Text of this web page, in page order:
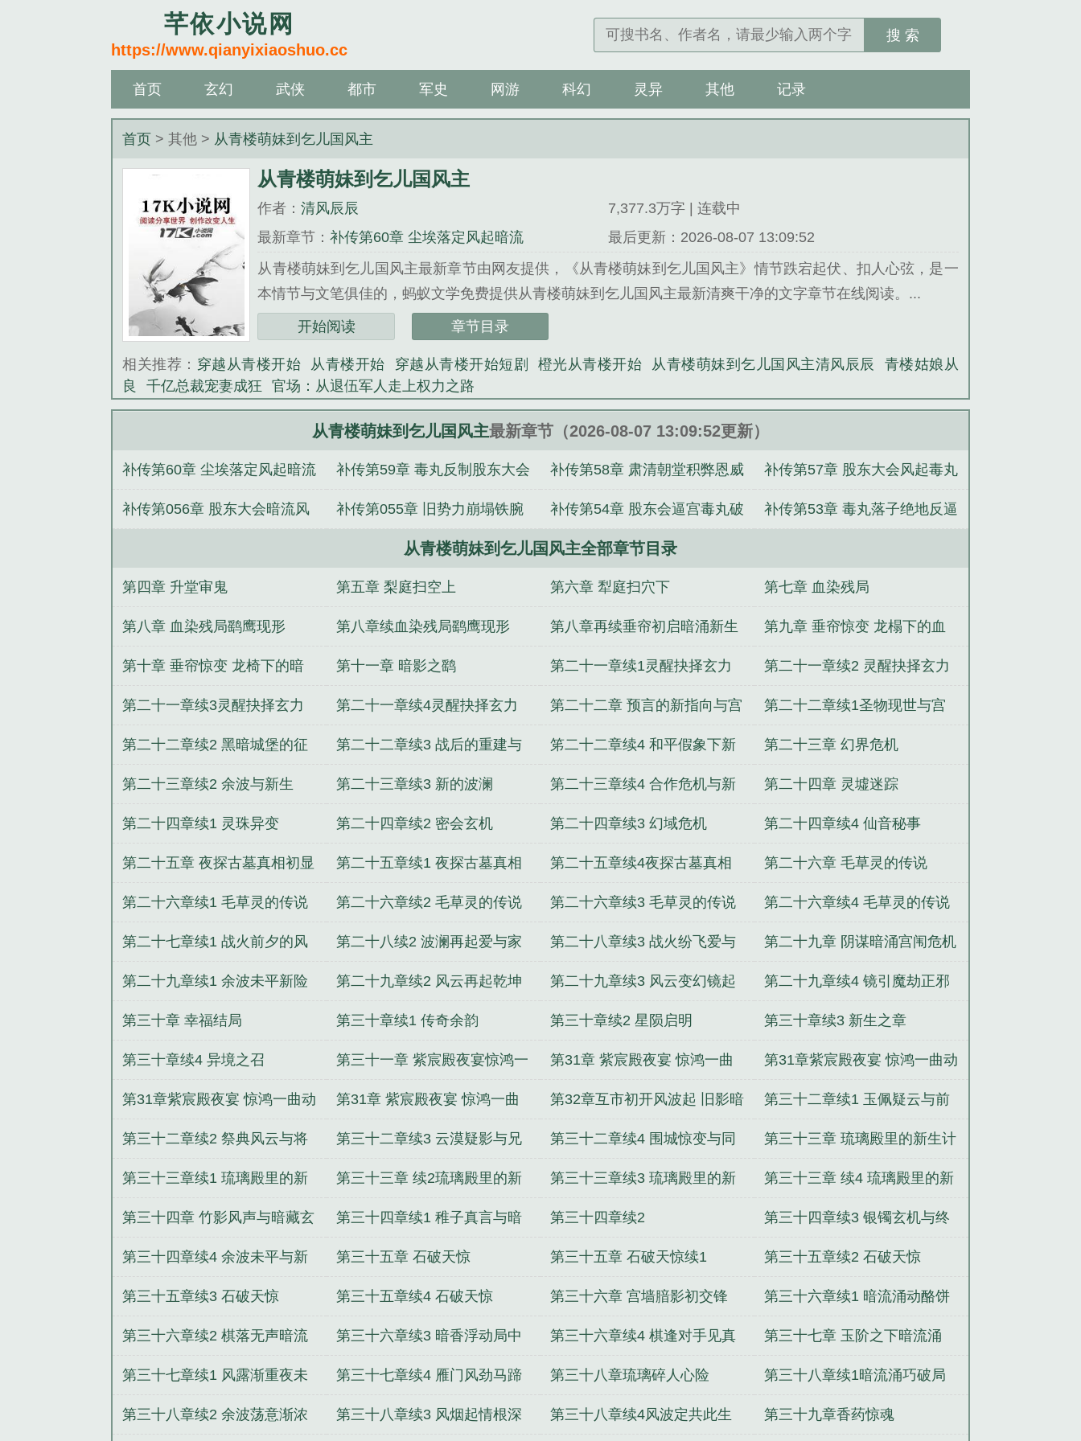
芊依小说网
https://www.qianyixiaoshuo.cc
搜 索
首页 玄幻 武侠 都市 军史 网游 科幻 灵异 其他 记录
首页 > 其他 > 从青楼萌妹到乞儿国风主
从青楼萌妹到乞儿国风主
作者：清风辰辰
7,377.3万字 | 连载中
最新章节：补传第60章 尘埃落定风起暗流
最后更新：2026-08-07 13:09:52
从青楼萌妹到乞儿国风主最新章节由网友提供，《从青楼萌妹到乞儿国风主》情节跌宕起伏、扣人心弦，是一
本情节与文笔俱佳的，蚂蚁文学免费提供从青楼萌妹到乞儿国风主最新清爽干净的文字章节在线阅读。...
《从青楼萌妹到乞儿国风主》是清风辰辰精心创作的其他类小说。
开始阅读 章节目录
相关推荐： 穿越从青楼开始 从青楼开始 穿越从青楼开始短剧 橙光从青楼开始 从青楼萌妹到乞儿国风主清风辰辰
青楼姑娘从
良
千亿总裁宠妻成狂 官场：从退伍军人走上权力之路
从青楼萌妹到乞儿国风主最新章节（2026-08-07 13:09:52更新）
补传第60章 尘埃落定风起暗流 补传第59章 毒丸反制股东大会
惊局
补传第58章 肃清朝堂积弊恩威
并聚人心
补传第57章 股东大会风起毒丸
暗棋落子
补传第056章 股东大会暗流风 补传第055章 旧势力崩塌铁腕 补传第54章 股东会逼宫毒丸破
死局
补传第53章 毒丸落子绝地反逼
从青楼萌妹到乞儿国风主全部章节目录
第四章 升堂审鬼 第五章 梨庭扫空上 第六章 犁庭扫穴下 第七章 血染残局
第八章 血染残局鹞鹰现形 第八章续血染残局鹞鹰现形 第八章再续垂帘初启暗涌新生 第九章 垂帘惊变 龙榻下的血
色密令
第十章 垂帘惊变 龙椅下的暗
流汹涌
第十一章 暗影之鹞 第二十一章续1灵醒抉择玄力
交融
第二十一章续2 灵醒抉择玄力
交融
第二十一章续3灵醒抉择玄力
交融
第二十一章续4灵醒抉择玄力
交融
第二十二章 预言的新指向与宫
廷之暗流
第二十二章续1圣物现世与宫
廷风云
第二十二章续2 黑暗城堡的征
途与心灵的
第二十二章续3 战后的重建与
新的挑战
笫二十二章续4 和平假象下新
危机与心灵
第二十三章 幻界危机
第二十三章续2 余波与新生 第二十三章续3 新的波澜 第二十三章续4 合作危机与新
途
第二十四章 灵墟迷踪
第二十四章续1 灵珠异变 第二十四章续2 密会玄机 第二十四章续3 幻域危机 第二十四章续4 仙音秘事
第二十五章 夜探古墓真相初显 第二十五章续1 夜探古墓真相
初显
第二十五章续4夜探古墓真相
初显
第二十六章 毛草灵的传说
第二十六章续1 毛草灵的传说 第二十六章续2 毛草灵的传说 第二十六章续3 毛草灵的传说 第二十六章续4 毛草灵的传说
第二十七章续1 战火前夕的风
云变幻
第二十八续2 波澜再起爱与家
国的艰难
第二十八章续3 战火纷飞爱与
家国至暗
第二十九章 阴谋暗涌宫闱危机
第二十九章续1 余波未平新险
又至
第二十九章续2 风云再起乾坤
镜新危
第二十九章续3 风云变幻镜起
波澜
第二十九章续4 镜引魔劫正邪
决战
第三十章 幸福结局 第三十章续1 传奇余韵 第三十章续2 星陨启明 第三十章续3 新生之章
第三十章续4 异境之召 第三十一章 紫宸殿夜宴惊鸿一
曲动蛮庭
第31章 紫宸殿夜宴 惊鸿一曲
动蛮庭
第31章紫宸殿夜宴 惊鸿一曲动
蛮庭续2
第31章紫宸殿夜宴 惊鸿一曲动
蛮庭续3
第31章 紫宸殿夜宴 惊鸿一曲
动蛮庭续
第32章互市初开风波起 旧影暗
随紫宸深
第三十二章续1 玉佩疑云与前
路迷雾
第三十二章续2 祭典风云与将
计就计
第三十二章续3 云漠疑影与兄
妹初逢
第三十二章续4 围城惊变与同
心破局
第三十三章 琉璃殿里的新生计
第三十三章续1 琉璃殿里的新
生计
第三十三章 续2琉璃殿里的新
生计
第三十三章续3 琉璃殿里的新
生计
第三十三章 续4 琉璃殿里的新
生计
第三十四章 竹影风声与暗藏玄
机
第三十四章续1 稚子真言与暗
流再涌
第三十四章续2 第三十四章续3 银镯玄机与终
局对决
第三十四章续4 余波未平与新
局初开
第三十五章 石破天惊 第三十五章 石破天惊续1 第三十五章续2 石破天惊
第三十五章续3 石破天惊 第三十五章续4 石破天惊 第三十六章 宫墙腤影初交锋 第三十六章续1 暗流涌动酪饼
香
第三十六章续2 棋落无声暗流
涌
第三十六章续3 暗香浮动局中
局
第三十六章续4 棋逢对手见真
章
第三十七章 玉阶之下暗流涌
第三十七章续1 风露渐重夜未
央
第三十七章续4 雁门风劲马蹄
疾
第三十八章琉璃碎人心险 第三十八章续1暗流涌巧破局
第三十八章续2 余波荡意渐浓 第三十八章续3 风烟起情根深 第三十八章续4风波定共此生 第三十九章香药惊魂